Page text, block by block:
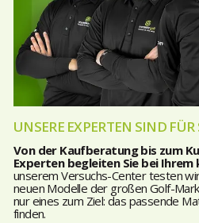
UNSERE EXPERTEN SIND FÜR
Von der Kaufberatung bis zum
Experten begleiten Sie bei
unserem Versuchs-Center testen
neuen Modelle der großen Golf-
nur eines zum Ziel: das passende
finden.